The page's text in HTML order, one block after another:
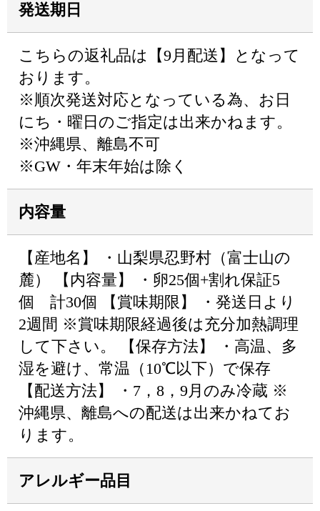
発送期日
こちらの返礼品は【9月配送】となって
おります。
※順次発送対応となっている為、お日
にち・曜日のご指定は出来かねます。
※沖縄県、離島不可
※GW・年末年始は除く
内容量
【産地名】 ・山梨県忍野村（富士山の
麓） 【内容量】 ・卵25個+割れ保証5
個 計30個 【賞味期限】 ・発送日より
2週間 ※賞味期限経過後は充分加熱調理
して下さい。 【保存方法】 ・高温、多
湿を避け、常温（10℃以下）で保存
【配送方法】 ・7，8，9月のみ冷蔵 ※
沖縄県、離島への配送は出来かねてお
ります。
アレルギー品目